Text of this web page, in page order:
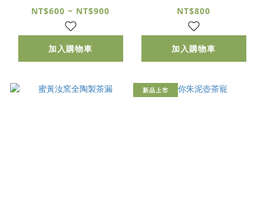
NT$600 ~ NT$900
加入購物車
NT$800
加入購物車
新品上市